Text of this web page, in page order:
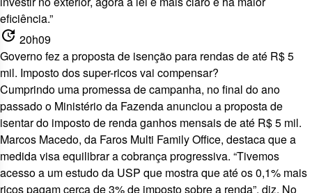
eficiência.”
update 20h09
Governo fez a proposta de isenção para rendas de até R$ 5
mil. Imposto dos super-ricos vai compensar?
Cumprindo uma promessa de campanha, no final do ano
passado o Ministério da Fazenda anunciou a proposta de
isentar do imposto de renda ganhos mensais de até R$ 5 mil.
Marcos Macedo, da Faros Multi Family Office, destaca que a
medida visa equilibrar a cobrança progressiva. “Tivemos
acesso a um estudo da USP que mostra que até os 0,1% mais
ricos pagam cerca de 3% de imposto sobre a renda”, diz. No